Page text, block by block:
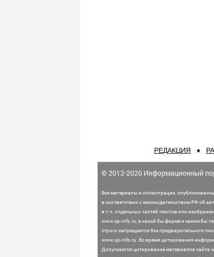
РЕДАКЦИЯ ♦
© 2012-2020 Информационный
Все материалы и иллюстрации,
в соответствии с законодательством РФ об
в т.ч. отдельных частей текстов или
www.sp-info.ru, в какой бы форме и каким бы
строго запрещается без предварительного
www.sp-info.ru .Во время цитирования
Допускается цитирование материалов сайта